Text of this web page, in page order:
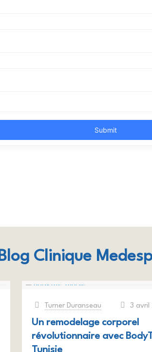
Blog Clinique
Turner Duranseau 3 avril
Un remodelage corporel
révolutionnaire avec
Tunisie